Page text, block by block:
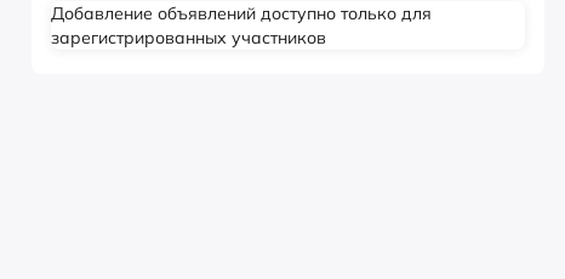
Добавление объявлений доступно только для
зарегистрированных участников